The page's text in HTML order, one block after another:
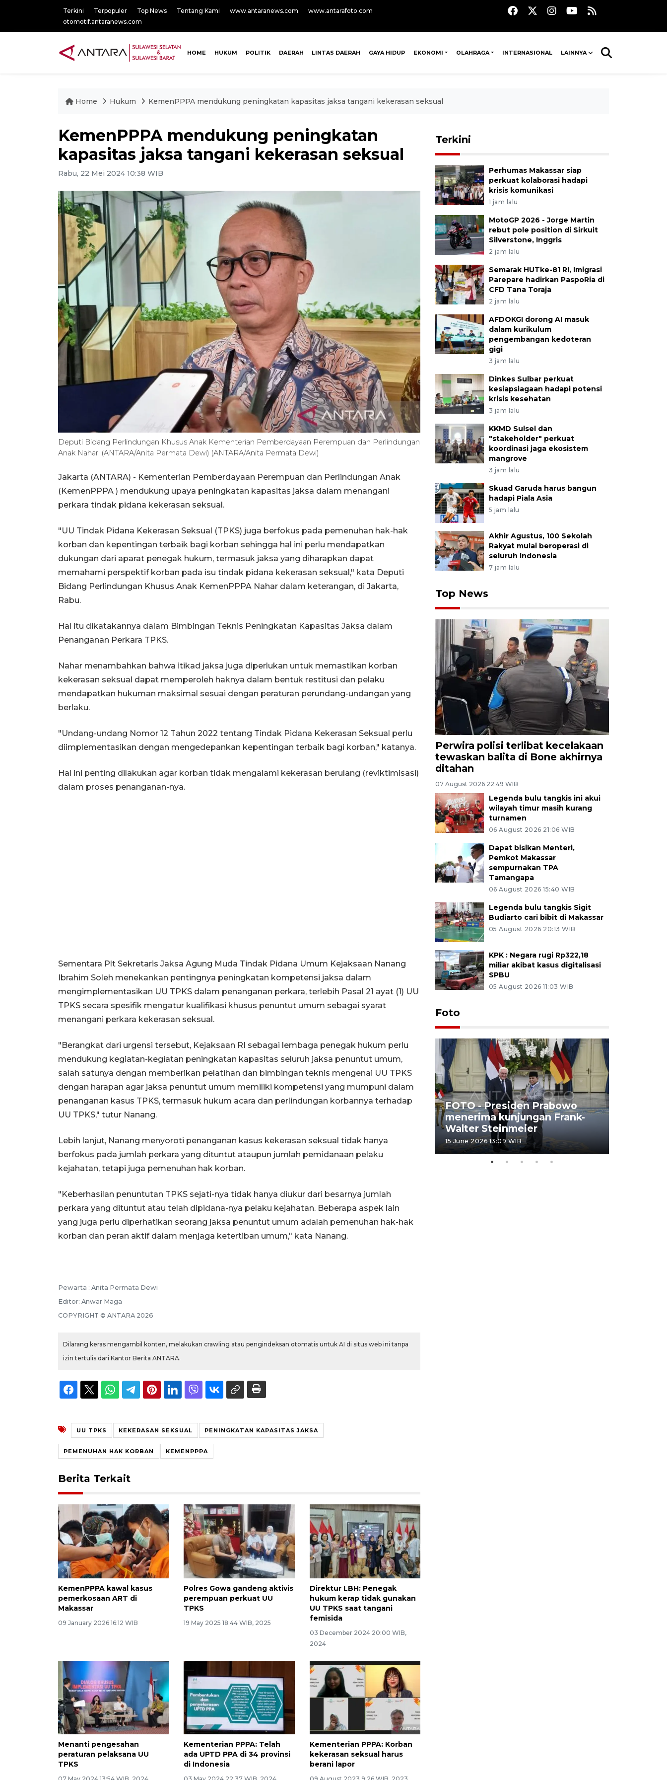
Terkini Terpopuler Top News Tentang Kami www.antaranews.com
www.antarafoto.com
otomotif.antaranews.com
HOME HUKUM POLITIK DAERAH LINTAS DAERAH GAYA HIDUP EKONOMI OLAHRAGA INTERNASIONAL LAINNYA
Home Hukum KemenPPPA mendukung peningkatan kapasitas jaksa tangani kekerasan seksual
KemenPPPA mendukung peningkatan
kapasitas jaksa tangani kekerasan seksual
Rabu, 22 Mei 2024 10:38 WIB
Deputi Bidang Perlindungan Khusus Anak Kementerian Pemberdayaan Perempuan dan Perlindungan
Anak Nahar. (ANTARA/Anita Permata Dewi) (ANTARA/Anita Permata Dewi)
Jakarta (ANTARA) - Kementerian Pemberdayaan Perempuan dan Perlindungan Anak
(KemenPPPA ) mendukung upaya peningkatan kapasitas jaksa dalam menangani
perkara tindak pidana kekerasan seksual.
"UU Tindak Pidana Kekerasan Seksual (TPKS) juga berfokus pada pemenuhan hak-hak
korban dan kepentingan terbaik bagi korban sehingga hal ini perlu mendapatkan
dukungan dari aparat penegak hukum, termasuk jaksa yang diharapkan dapat
memahami perspektif korban pada isu tindak pidana kekerasan seksual," kata Deputi
Bidang Perlindungan Khusus Anak KemenPPPA Nahar dalam keterangan, di Jakarta,
Rabu.
Hal itu dikatakannya dalam Bimbingan Teknis Peningkatan Kapasitas Jaksa dalam
Penanganan Perkara TPKS.
Nahar menambahkan bahwa itikad jaksa juga diperlukan untuk memastikan korban
kekerasan seksual dapat memperoleh haknya dalam bentuk restitusi dan pelaku
mendapatkan hukuman maksimal sesuai dengan peraturan perundang-undangan yang
berlaku.
"Undang-undang Nomor 12 Tahun 2022 tentang Tindak Pidana Kekerasan Seksual perlu
diimplementasikan dengan mengedepankan kepentingan terbaik bagi korban," katanya.
Hal ini penting dilakukan agar korban tidak mengalami kekerasan berulang (reviktimisasi)
dalam proses penanganan-nya.
Sementara Plt Sekretaris Jaksa Agung Muda Tindak Pidana Umum Kejaksaan Nanang
Ibrahim Soleh menekankan pentingnya peningkatan kompetensi jaksa dalam
mengimplementasikan UU TPKS dalam penanganan perkara, terlebih Pasal 21 ayat (1) UU
TPKS secara spesifik mengatur kualifikasi khusus penuntut umum sebagai syarat
menangani perkara kekerasan seksual.
"Berangkat dari urgensi tersebut, Kejaksaan RI sebagai lembaga penegak hukum perlu
mendukung kegiatan-kegiatan peningkatan kapasitas seluruh jaksa penuntut umum,
salah satunya dengan memberikan pelatihan dan bimbingan teknis mengenai UU TPKS
dengan harapan agar jaksa penuntut umum memiliki kompetensi yang mumpuni dalam
penanganan kasus TPKS, termasuk hukum acara dan perlindungan korbannya terhadap
UU TPKS," tutur Nanang.
Lebih lanjut, Nanang menyoroti penanganan kasus kekerasan seksual tidak hanya
berfokus pada jumlah perkara yang dituntut ataupun jumlah pemidanaan pelaku
kejahatan, tetapi juga pemenuhan hak korban.
"Keberhasilan penuntutan TPKS sejati-nya tidak hanya diukur dari besarnya jumlah
perkara yang dituntut atau telah dipidana-nya pelaku kejahatan. Beberapa aspek lain
yang juga perlu diperhatikan seorang jaksa penuntut umum adalah pemenuhan hak-hak
korban dan peran aktif dalam menjaga ketertiban umum," kata Nanang.
Pewarta : Anita Permata Dewi
Editor: Anwar Maga
COPYRIGHT © ANTARA 2026
Dilarang keras mengambil konten, melakukan crawling atau pengindeksan otomatis untuk AI di situs web ini tanpa
izin tertulis dari Kantor Berita ANTARA.
UU TPKS KEKERASAN SEKSUAL PENINGKATAN KAPASITAS JAKSA
PEMENUHAN HAK KORBAN KEMENPPPA
Berita Terkait
KemenPPPA kawal kasus
pemerkosaan ART di
Makassar
09 January 2026 16:12 WIB
Polres Gowa gandeng aktivis
perempuan perkuat UU
TPKS
19 May 2025 18:44 WIB, 2025
Direktur LBH: Penegak
hukum kerap tidak gunakan
UU TPKS saat tangani
femisida
03 December 2024 20:00 WIB,
2024
Menanti pengesahan
peraturan pelaksana UU
TPKS
Kementerian PPPA: Telah
ada UPTD PPA di 34 provinsi
di Indonesia
Kementerian PPPA: Korban
kekerasan seksual harus
berani lapor
Terkini
Perhumas Makassar siap
perkuat kolaborasi hadapi
krisis komunikasi
1 jam lalu
MotoGP 2026 - Jorge Martin
rebut pole position di Sirkuit
Silverstone, Inggris
2 jam lalu
Semarak HUTke-81 RI, Imigrasi
Parepare hadirkan PaspoRia di
CFD Tana Toraja
2 jam lalu
AFDOKGI dorong AI masuk
dalam kurikulum
pengembangan kedoteran
gigi
3 jam lalu
Dinkes Sulbar perkuat
kesiapsiagaan hadapi potensi
krisis kesehatan
3 jam lalu
KKMD Sulsel dan
"stakeholder" perkuat
koordinasi jaga ekosistem
mangrove
3 jam lalu
Skuad Garuda harus bangun
hadapi Piala Asia
5 jam lalu
Akhir Agustus, 100 Sekolah
Rakyat mulai beroperasi di
seluruh Indonesia
7 jam lalu
Top News
Perwira polisi terlibat kecelakaan
tewaskan balita di Bone akhirnya
ditahan
07 August 2026 22:49 WIB
Legenda bulu tangkis ini akui
wilayah timur masih kurang
turnamen
06 August 2026 21:06 WIB
Dapat bisikan Menteri,
Pemkot Makassar
sempurnakan TPA
Tamangapa
06 August 2026 15:40 WIB
Legenda bulu tangkis Sigit
Budiarto cari bibit di Makassar
05 August 2026 20:13 WIB
KPK : Negara rugi Rp322,18
miliar akibat kasus digitalisasi
SPBU
05 August 2026 11:03 WIB
Foto
FOTO - Kirab memperingati
02 April 2026 12:51 WIB
FOTO - Presiden Prabowo
menerima kunjungan Frank-
Walter Steinmeier
15 June 2026 13:09 WIB